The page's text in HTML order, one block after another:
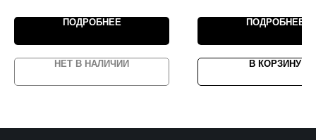
ПОДРОБНЕЕ
НЕТ В НАЛИЧИИ
ПОДРОБНЕЕ
В КОРЗИНУ